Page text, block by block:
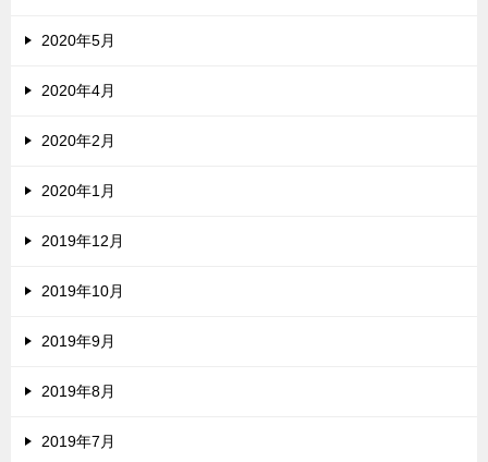
2020年5月
2020年4月
2020年2月
2020年1月
2019年12月
2019年10月
2019年9月
2019年8月
2019年7月